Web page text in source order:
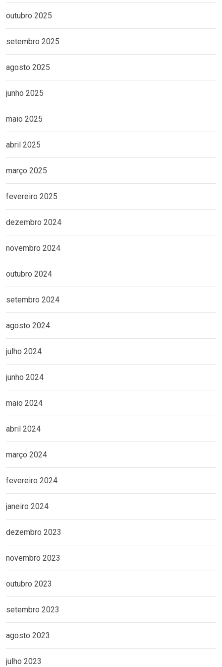
outubro 2025
setembro 2025
agosto 2025
junho 2025
maio 2025
abril 2025
março 2025
fevereiro 2025
dezembro 2024
novembro 2024
outubro 2024
setembro 2024
agosto 2024
julho 2024
junho 2024
maio 2024
abril 2024
março 2024
fevereiro 2024
janeiro 2024
dezembro 2023
novembro 2023
outubro 2023
setembro 2023
agosto 2023
julho 2023